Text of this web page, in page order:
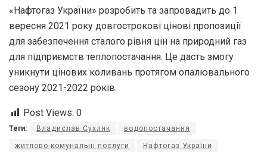
«Нафтогаз України» розробить та запровадить до 1
вересня 2021 року довгострокові цінові пропозиції
для забезпечення сталого рівня цін на природний газ
для підприємств теплопостачання. Це дасть змогу
уникнути цінових коливань протягом опалювального
сезону 2021-2022 років.
Post Views: 0
Теги: Владислав Сухляк водопостачання
житлово-комунальні послуги Нафтогаз України